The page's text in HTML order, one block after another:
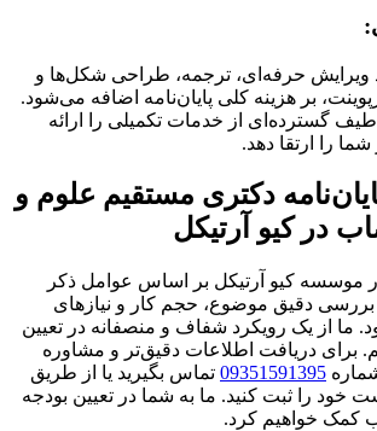
ویرایش حرفه‌ای، ترجمه، طراحی شکل‌ها و
بر هزینه کلی پایان‌نامه اضافه می‌شود.
گسترده‌ای از خدمات تکمیلی را ارائه
را ارتقا دهد.
دکتری مستقیم علوم و
در کیو آرتیکل
موسسه کیو آرتیکل بر اساس عوامل ذکر
بررسی دقیق موضوع، حجم کار و نیازهای
ما از یک رویکرد شفاف و منصفانه در تعیین
برای دریافت اطلاعات دقیق‌تر و مشاوره
09351591395 تماس بگیرید یا از طریق
را ثبت کنید. ما به شما در تعیین بودجه
کمک خواهیم کرد.